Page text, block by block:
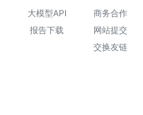
大模型API
报告下载
商务合作
网站提交
交换友链